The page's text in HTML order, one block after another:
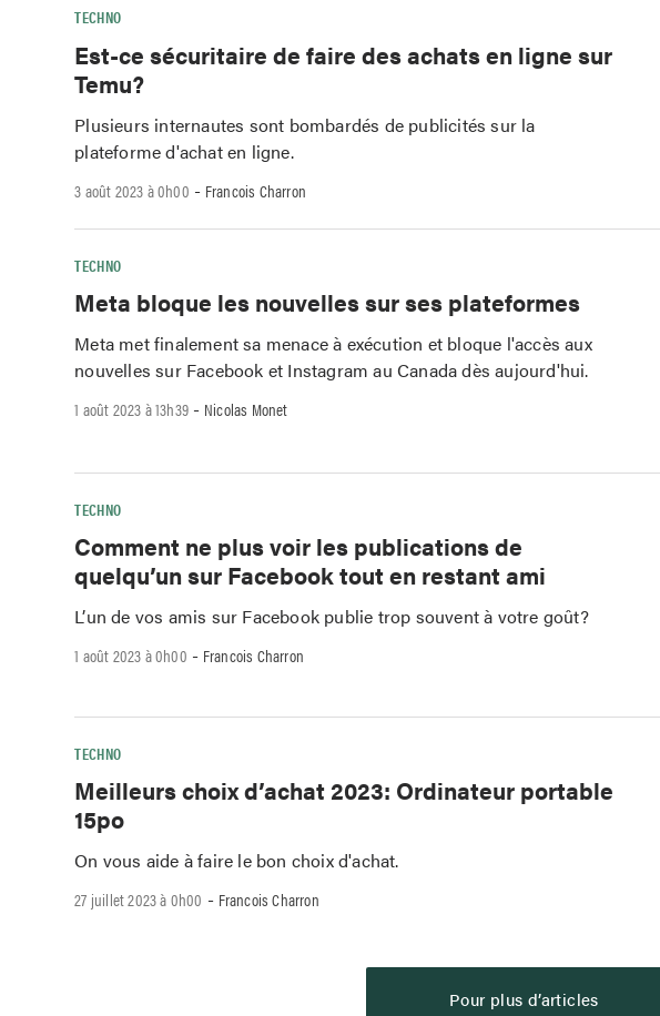
TECHNO
Est-ce sécuritaire de faire des achats en ligne sur
Temu?
Plusieurs internautes sont bombardés de publicités sur la
plateforme d'achat en ligne.
3 août 2023 à 0h00 - Francois Charron
TECHNO
Meta bloque les nouvelles sur ses plateformes
Meta met finalement sa menace à exécution et bloque l'accès aux
nouvelles sur Facebook et Instagram au Canada dès aujourd'hui.
1 août 2023 à 13h39 - Nicolas Monet
TECHNO
Comment ne plus voir les publications de
quelqu’un sur Facebook tout en restant ami
L’un de vos amis sur Facebook publie trop souvent à votre goût?
1 août 2023 à 0h00 - Francois Charron
TECHNO
Meilleurs choix d’achat 2023: Ordinateur portable
15po
On vous aide à faire le bon choix d'achat.
27 juillet 2023 à 0h00 - Francois Charron
Pour plus d’articles